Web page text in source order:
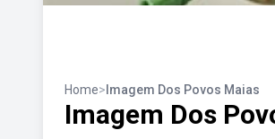
Home> Imagem Dos Povos Maias
Imagem Dos